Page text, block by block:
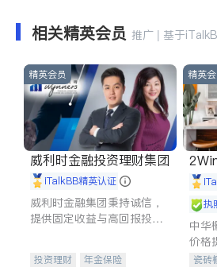
相关精英会员 推广 | 基于
精英会员
威利时金融投资理财集团
iTalkBB精英认证
威利时金融集团秉持诚信，
提供固定收益与高回报投资
合，助力客户实现目标
投资理财
年金保险
精英
执
中华
价格
台面
瓷砖